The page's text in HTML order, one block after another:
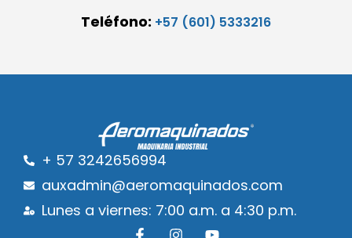
Teléfono: +57 (601) 5333216
+ 57 3242656994
auxadmin@aeromaquinados.com
Lunes a viernes: 7:00 a.m. a 4:30 p.m.